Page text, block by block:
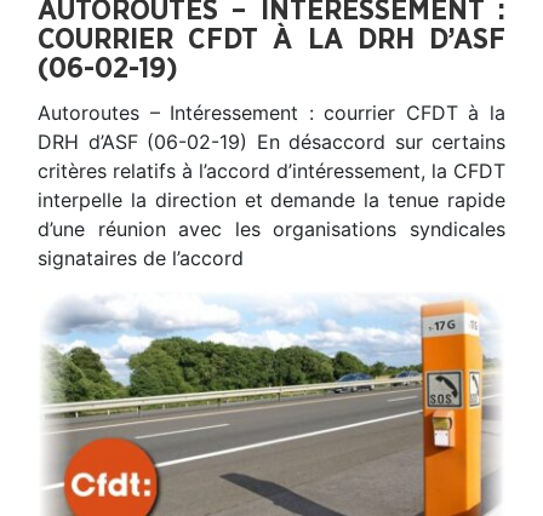
AUTOROUTES – INTÉRESSEMENT :
COURRIER CFDT À LA DRH D’ASF
(06-02-19)
Autoroutes – Intéressement : courrier CFDT à la
DRH d’ASF (06-02-19) En désaccord sur certains
critères relatifs à l’accord d’intéressement, la CFDT
interpelle la direction et demande la tenue rapide
d’une réunion avec les organisations syndicales
signataires de l’accord